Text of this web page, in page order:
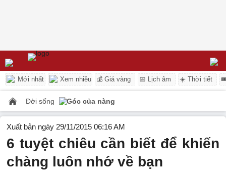
Mới nhất Xem nhiều 💰 Giá vàng 📅 Lịch âm ☀️ Thời tiết
Đời sống Góc của nàng
Xuất bản ngày 29/11/2015 06:16 AM
6 tuyệt chiêu cần biết để khiến
chàng luôn nhớ về bạn